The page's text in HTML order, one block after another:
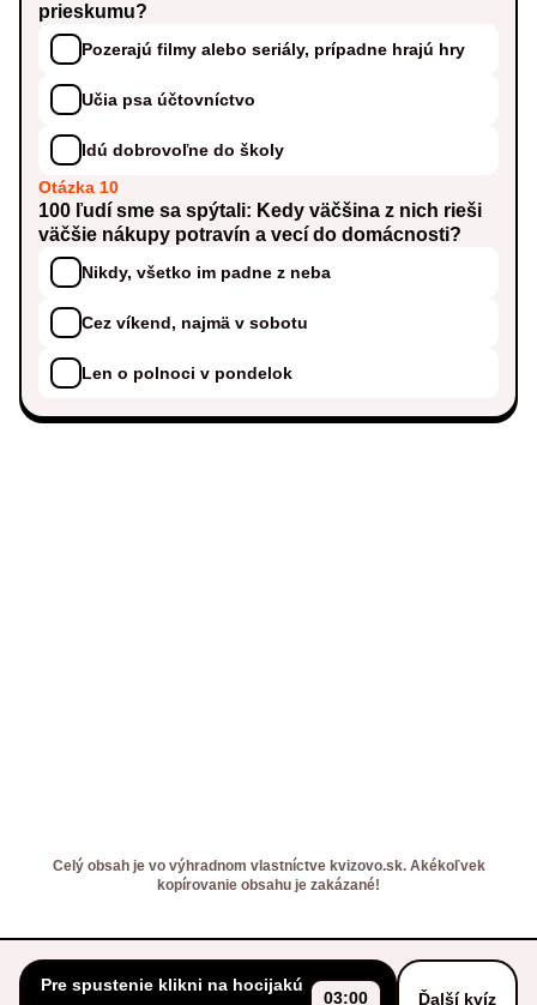
prieskumu?
Pozerajú filmy alebo seriály, prípadne hrajú hry
Učia psa účtovníctvo
Idú dobrovoľne do školy
Otázka 10
100 ľudí sme sa spýtali: Kedy väčšina z nich rieši
väčšie nákupy potravín a vecí do domácnosti?
Nikdy, všetko im padne z neba
Cez víkend, najmä v sobotu
Len o polnoci v pondelok
Pre spustenie klikni na hocijakú
03:00 Ďalší kvíz
Celý obsah je vo výhradnom vlastníctve kvizovo.sk. Akékoľvek
kopírovanie obsahu je zakázané!